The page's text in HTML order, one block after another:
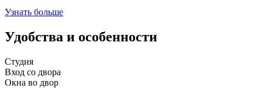
Узнать больше
Удобства и особенности
Студия
Вход со двора
Окна во двор